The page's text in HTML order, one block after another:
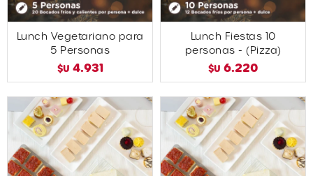
Lunch Vegetariano para
5 Personas
$U 4.931
Lunch Fiestas 10
personas - (Pizza)
$U 6.220